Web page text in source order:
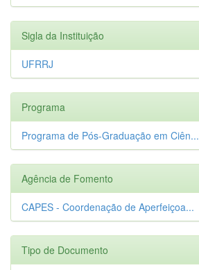
Sigla da Instituição
UFRRJ
Programa
Programa de Pós-Graduação em Ciên...
Agência de Fomento
CAPES - Coordenação de Aperfeiçoa...
Tipo de Documento